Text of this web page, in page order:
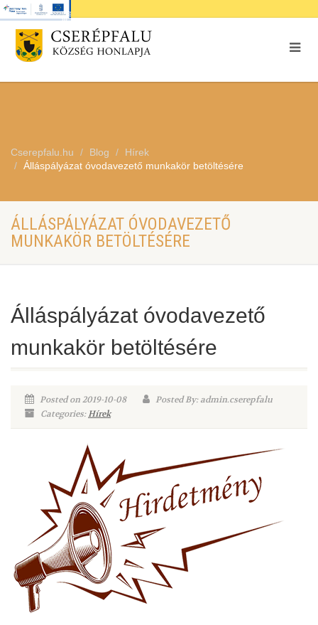
Cserepfalu.hu Blog
Hírek
Álláspályázat óvodavezető munkakör betöltésére
ÁLLÁSPÁLYÁZAT ÓVODAVEZETŐ
MUNKAKÖR BETÖLTÉSÉRE
Álláspályázat óvodavezető
munkakör betöltésére
Posted on 2019-10-08
Posted By: admin.cserepfalu
Categories:Hírek